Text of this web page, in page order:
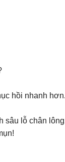
hồi nhanh hơn.
sâu lỗ chân